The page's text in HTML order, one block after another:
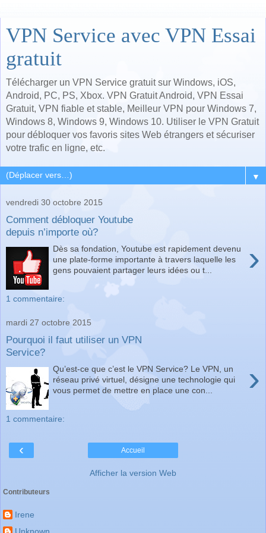
VPN Service avec VPN Essai
gratuit
Télécharger un VPN Service gratuit sur Windows, iOS,
Android, PC, PS, Xbox. VPN Gratuit Android, VPN Essai
Gratuit, VPN fiable et stable, Meilleur VPN pour Windows 7,
Windows 8, Windows 9, Windows 10. Utiliser le VPN Gratuit
pour débloquer vos favoris sites Web étrangers et sécuriser
votre trafic en ligne, etc.
▼
vendredi 30 octobre 2015
Comment débloquer Youtube
depuis n’importe où?
›
Dès sa fondation, Youtube est rapidement devenu
une plate-forme importante à travers laquelle les
gens pouvaient partager leurs idées ou t...
1 commentaire:
mardi 27 octobre 2015
Pourquoi il faut utiliser un VPN
Service?
›
Qu’est-ce que c’est le VPN Service? Le VPN, un
réseau privé virtuel, désigne une technologie qui
vous permet de mettre en place une con...
1 commentaire:
‹ Accueil
Afficher la version Web
Contributeurs
Irene
Unknown